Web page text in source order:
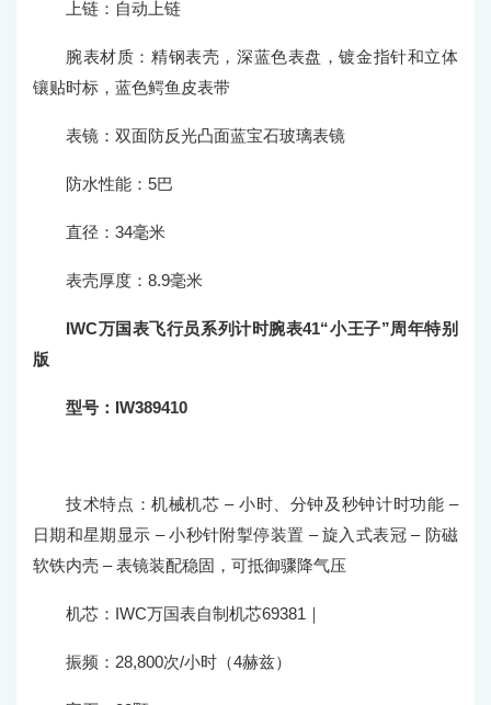
上链：自动上链
腕表材质：精钢表壳，深蓝色表盘，镀金指针和立体
镶贴时标，蓝色鳄鱼皮表带
表镜：双面防反光凸面蓝宝石玻璃表镜
防水性能：5巴
直径：34毫米
表壳厚度：8.9毫米
IWC万国表飞行员系列计时腕表41“小王子”周年特别
版
型号：IW389410